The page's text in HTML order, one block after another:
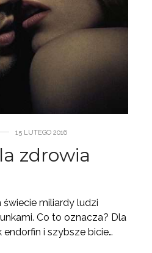
15 LUTEGO 2016
zdrowia
świecie miliardy ludzi
Co to oznacza? Dla
i szybsze bicie…